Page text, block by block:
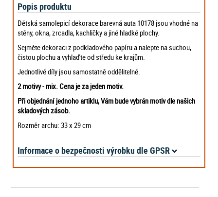
Popis produktu
Dětská samolepicí dekorace barevná auta 10178 jsou vhodné na
stěny, okna, zrcadla, kachličky a jiné hladké plochy.
Sejměte dekoraci z podkladového papíru a nalepte na suchou,
čistou plochu a vyhlaďte od středu ke krajům.
Jednotlivé díly jsou samostatně oddělitelné.
2 motivy - mix. Cena je za jeden motiv.
Při objednání jednoho artiklu, Vám bude vybrán motiv dle našich
skladových zásob.
Rozměr archu: 33 x 29 cm
Informace o bezpečnosti výrobku dle GPSR